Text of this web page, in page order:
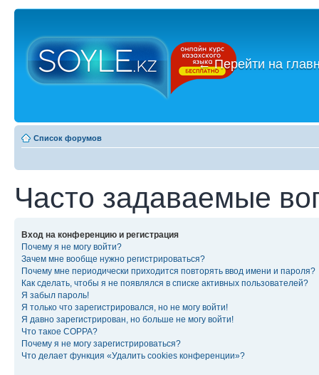
←Перейти на
Список форумов
Часто задаваемые
Вход на конференцию и регистрация
Почему я не могу войти?
Зачем мне вообще нужно регистрироваться?
Почему мне периодически приходится повторять ввод имени и пароля?
Как сделать, чтобы я не появлялся в списке активных пользователей?
Я забыл пароль!
Я только что зарегистрировался, но не могу войти!
Я давно зарегистрирован, но больше не могу войти!
Что такое COPPA?
Почему я не могу зарегистрироваться?
Что делает функция «Удалить cookies конференции»?